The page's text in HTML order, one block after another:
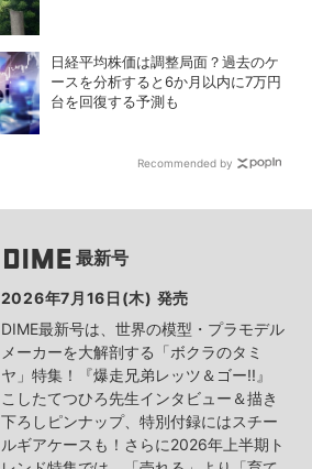
日経平均株価は調整局面？過去のケ
ースを分析すると6か月以内に7万円
台を回復する予測も
Recommended by
最新号
2026年7月16日(木) 発売
DIME最新号は、世界の模型・プラモデル
メーカーを大解剖する「ボクラのタミ
ヤ」特集！『爆走兄弟レッツ＆ゴー!!』
こしたてつひろ先生インタビュー＆描き
下ろしピンナップ、特別付録にはスチー
ルギアケースも！さらに2026年上半期ト